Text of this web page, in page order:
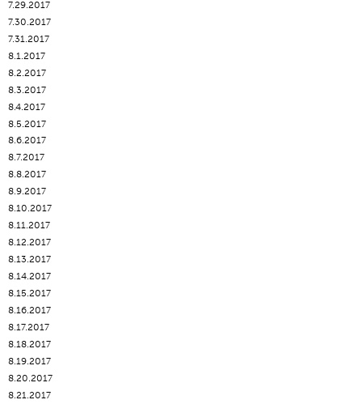
7.29.2017
7.30.2017
7.31.2017
8.1.2017
8.2.2017
8.3.2017
8.4.2017
8.5.2017
8.6.2017
8.7.2017
8.8.2017
8.9.2017
8.10.2017
8.11.2017
8.12.2017
8.13.2017
8.14.2017
8.15.2017
8.16.2017
8.17.2017
8.18.2017
8.19.2017
8.20.2017
8.21.2017